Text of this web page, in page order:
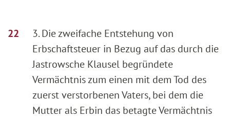
3. Die zweifache Entstehung von
Erbschaftsteuer in Bezug auf das durch die
Jastrowsche Klausel begründete
Vermächtnis zum einen mit dem Tod des
zuerst verstorbenen Vaters, bei dem die
Mutter als Erbin das betagte Vermächtnis